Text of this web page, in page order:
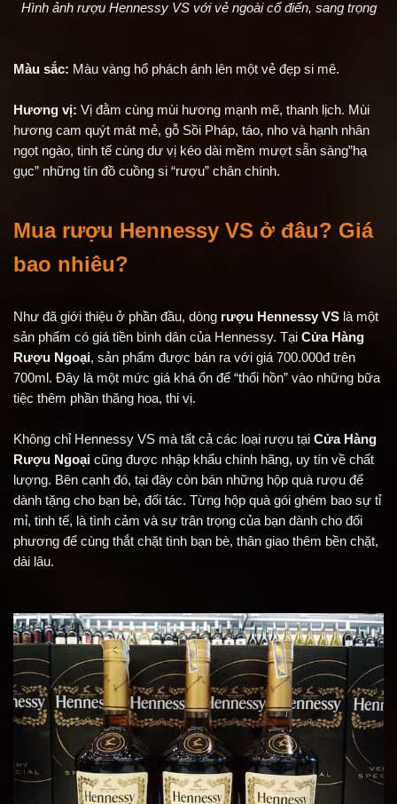
Hình ảnh rượu Hennessy VS với vẻ ngoài cổ điển, sang trọng
Màu sắc: Màu vàng hổ phách ánh lên một vẻ đẹp si mê.
Hương vị: Vị đằm cùng mùi hương mạnh mẽ, thanh lịch. Mùi
hương cam quýt mát mẻ, gỗ Sồi Pháp, táo, nho và hạnh nhân
ngọt ngào, tinh tế cùng dư vị kéo dài mềm mượt sẵn sàng”hạ
gục” những tín đồ cuồng si “rượu” chân chính.
Mua rượu Hennessy VS ở đâu? Giá
bao nhiêu?
Như đã giới thiệu ở phần đầu, dòng rượu Hennessy VS là một
sản phẩm có giá tiền bình dân của Hennessy. Tại Cửa Hàng
Rượu Ngoại, sản phẩm được bán ra với giá 700.000đ trên
700ml. Đây là một mức giá khá ổn để “thổi hồn” vào những bữa
tiệc thêm phần thăng hoa, thi vị.
Không chỉ Hennessy VS mà tất cả các loại rượu tại Cửa Hàng
Rượu Ngoại cũng được nhập khẩu chính hãng, uy tín về chất
lượng. Bên cạnh đó, tại đây còn bán những hộp quà rượu để
dành tặng cho bạn bè, đối tác. Từng hộp quà gói ghém bao sự tỉ
mỉ, tinh tế, là tình cảm và sự trân trọng của bạn dành cho đối
phương để cùng thắt chặt tình bạn bè, thân giao thêm bền chặt,
dài lâu.